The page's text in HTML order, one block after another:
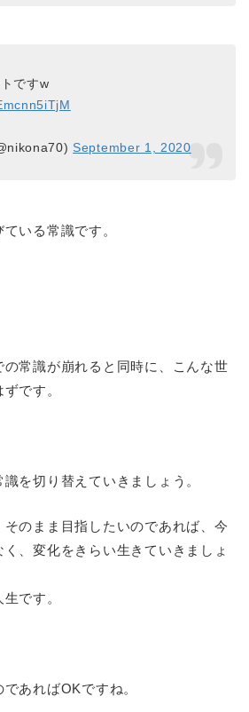
ですw
September 1, 2020
いる常識です。
の常識が崩れると同時に、こんな世
です。
を切り替えていきましょう。
のまま目指したいのであれば、今
、変化をきらい生きていきましょ
です。
あればOKですね。